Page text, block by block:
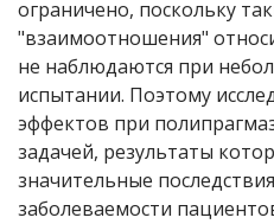
ограничено, поскольку
"взаимоотношения"
не наблюдаются при
испытании. Поэтому
эффектов при
задачей, результаты
значительные
заболеваемости